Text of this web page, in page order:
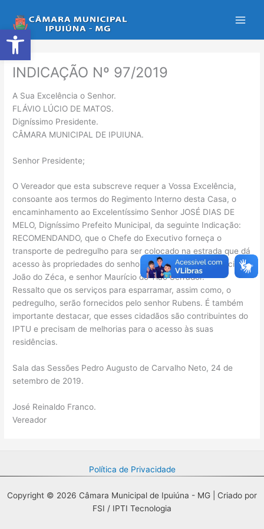
Abrir a barra de ferramentas
para
o
conteúdo
INDICAÇÃO Nº 97/2019
A Sua Excelência o Senhor.
FLÁVIO LÚCIO DE MATOS.
Digníssimo Presidente.
CÂMARA MUNICIPAL DE IPUIUNA.
Senhor Presidente;
O Vereador que esta subscreve requer a Vossa Excelência,
consoante aos termos do Regimento Interno desta Casa, o
encaminhamento ao Excelentíssimo Senhor JOSÉ DIAS DE
MELO, Digníssimo Prefeito Municipal, da seguinte Indicação:
RECOMENDANDO, que o Chefe do Executivo forneça o
transporte de pedregulho para ser colocado na estrada que dá
acesso às propriedades do senhor Rubens, genro do falecido
João do Zéca, e senhor Maurício do Tião Serrador.
Ressalto que os serviços para esparramar, assim como, o
pedregulho, serão fornecidos pelo senhor Rubens. É também
importante destacar, que esses cidadãos são contribuintes do
IPTU e precisam de melhorias para o acesso às suas
residências.
Sala das Sessões Pedro Augusto de Carvalho Neto, 24 de
setembro de 2019.
José Reinaldo Franco.
Vereador
Política de Privacidade
Copyright © 2026 Câmara Municipal de Ipuiúna - MG | Criado por
FSI / IPTI Tecnologia